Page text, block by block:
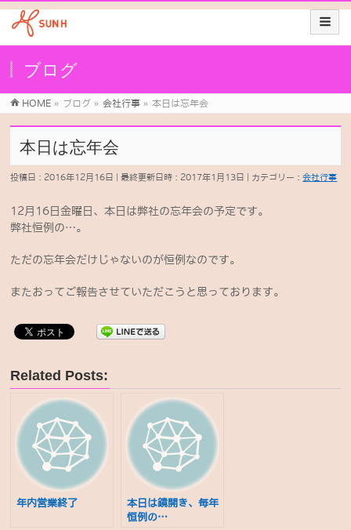
ブログ
HOME » ブログ » 会社行事 » 本日は忘年会
本日は忘年会
投稿日 : 2016年12月16日 最終更新日時 : 2017年1月13日 カテゴリー :会社行事
12月16日金曜日、本日は弊社の忘年会の予定です。
弊社恒例の…。
ただの忘年会だけじゃないのが恒例なのです。
またおってご報告させていただこうと思っております。
Related Posts:
年内営業終了
本日は鏡開き、毎年
恒例の…